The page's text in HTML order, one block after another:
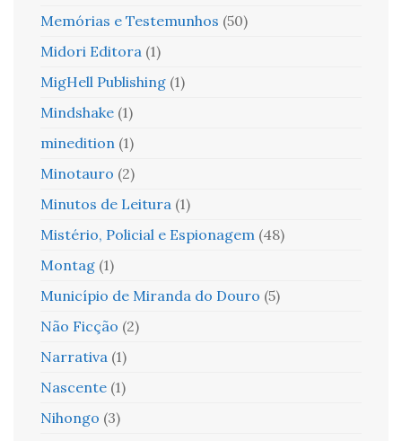
Memórias e Testemunhos (50)
Midori Editora (1)
MigHell Publishing (1)
Mindshake (1)
minedition (1)
Minotauro (2)
Minutos de Leitura (1)
Mistério, Policial e Espionagem (48)
Montag (1)
Município de Miranda do Douro (5)
Não Ficção (2)
Narrativa (1)
Nascente (1)
Nihongo (3)